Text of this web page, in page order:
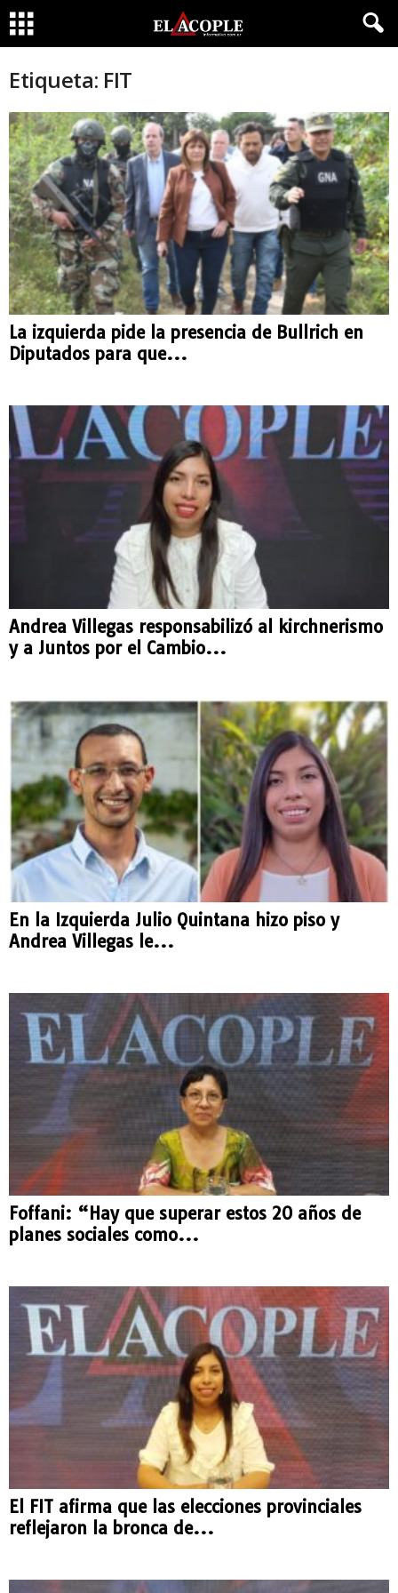
Etiqueta: FIT
La izquierda pide la presencia de Bullrich en
Diputados para que...
Andrea Villegas responsabilizó al kirchnerismo
y a Juntos por el Cambio...
En la Izquierda Julio Quintana hizo piso y
Andrea Villegas le...
Foffani: “Hay que superar estos 20 años de
planes sociales como...
El FIT afirma que las elecciones provinciales
reflejaron la bronca de...